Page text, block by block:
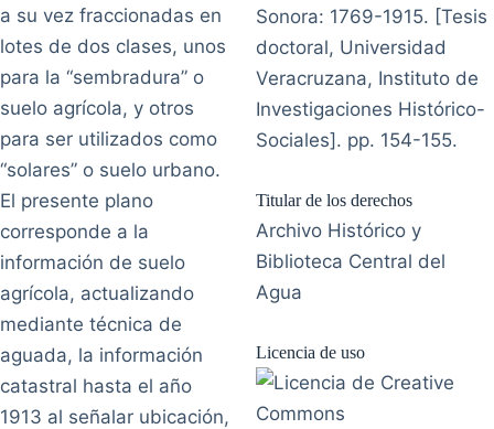
a su vez fraccionadas en
lotes de dos clases, unos
para la “sembradura” o
suelo agrícola, y otros
para ser utilizados como
“solares” o suelo urbano.
El presente plano
corresponde a la
información de suelo
agrícola, actualizando
mediante técnica de
aguada, la información
catastral hasta el año
1913 al señalar ubicación,
Sonora: 1769-1915. [Tesis
doctoral, Universidad
Veracruzana, Instituto de
Investigaciones Histórico-
Sociales]. pp. 154-155.
Titular de los derechos
Archivo Histórico y
Biblioteca Central del
Agua
Licencia de uso